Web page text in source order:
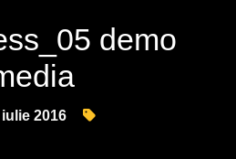
demo
2016